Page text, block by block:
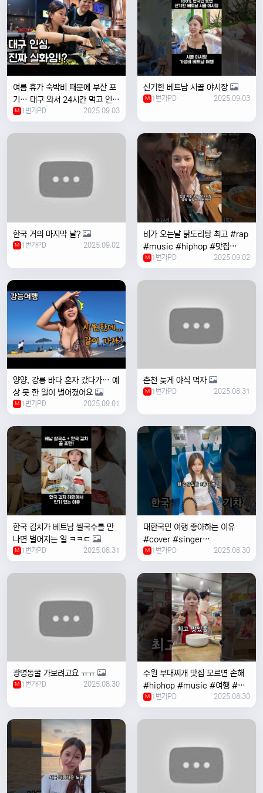
여름 휴가 숙박비 때문에 부산 포
기… 대구 와서 24시간 먹고 인생
위로받았습니다
M 1번가PD 2025.09.03
신기한 베트남 시골 야시장
M 1번가PD 2025.09.03
한국 거의 마지막 날?
M 1번가PD 2025.09.02
비가 오는날 ￼닭도리탕 최고 #rap
#music #hiphop #맛집
#travel #여행 #food ￼
M 1번가PD 2025.09.02
양양, 강릉 바다 혼자 갔다가… 예
상 못 한 일이 벌어졌어요
M 1번가PD 2025.09.01
춘천 늦게 야식 먹자
M 1번가PD 2025.08.31
한국 김치가 베트남 쌀국수를 만
나면 벌어지는 일 ㅋㅋㄷ
M 1번가PD 2025.08.31
대한국민 여행 좋아하는 이유
#cover #singer
#coversong #music #한국
여행 #한국
M 1번가PD 2025.08.30
광명동굴 가보려고요 ㅠㅠ
M 1번가PD 2025.08.30
수원 부대찌개 맛집 모르면 손해
#hiphop #music #여행 #맛
집 #수원 #한국여행 #베트남여
자 #혼자여행
M 1번가PD 2025.08.30